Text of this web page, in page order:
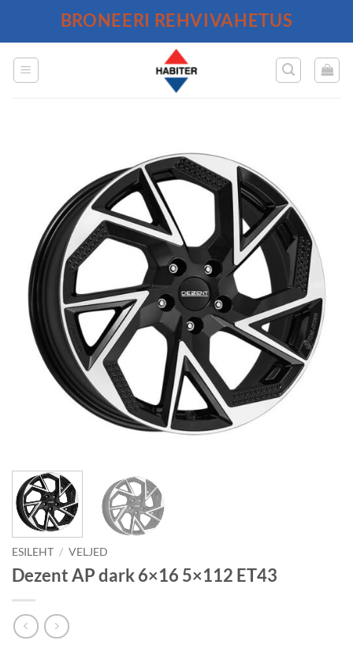
BRONEERI REHVIVAHETUS
ESILEHT / VELJED
Dezent AP dark 6×16 5×112 ET43